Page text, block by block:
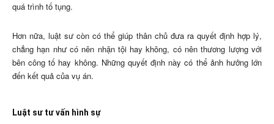
quá trình tố tụng.
Hơn nữa, luật sư còn có thể giúp thân chủ đưa ra quyết định hợp lý,
chẳng hạn như có nên nhận tội hay không, có nên thương lượng với
bên công tố hay không. Những quyết định này có thể ảnh hưởng lớn
đến kết quả của vụ án.
Luật sư tư vấn hình sự